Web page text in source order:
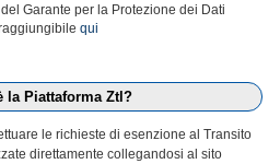
Garante per la Protezione dei Dati
qui
la Piattaforma Ztl?
le richieste di esenzione al Transito
direttamente collegandosi al sito